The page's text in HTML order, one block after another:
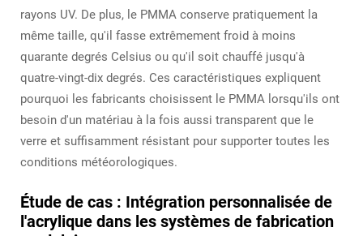
rayons UV. De plus, le PMMA conserve pratiquement la
même taille, qu'il fasse extrêmement froid à moins
quarante degrés Celsius ou qu'il soit chauffé jusqu'à
quatre-vingt-dix degrés. Ces caractéristiques expliquent
pourquoi les fabricants choisissent le PMMA lorsqu'ils ont
besoin d'un matériau à la fois aussi transparent que le
verre et suffisamment résistant pour supporter toutes les
conditions météorologiques.
Étude de cas : Intégration personnalisée de
l'acrylique dans les systèmes de fabrication